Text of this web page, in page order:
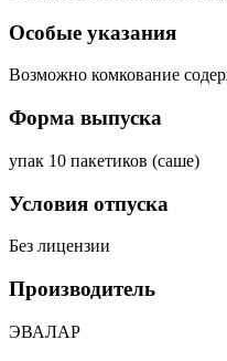
Особые указания
Возможно комкование
Форма выпуска
упак 10 пакетиков (саше)
Условия отпуска
Без лицензии
Производитель
ЭВАЛАР